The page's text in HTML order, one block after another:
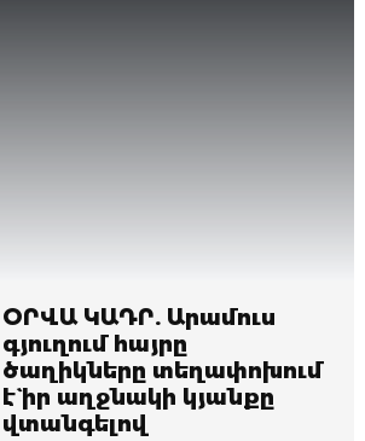
ՕՐՎԱ ԿԱԴՐ. Արամուս
գյուղում հայրը
ծաղիկները տեղափոխում
է` իր աղջնակի կյանքը
վտանգելով